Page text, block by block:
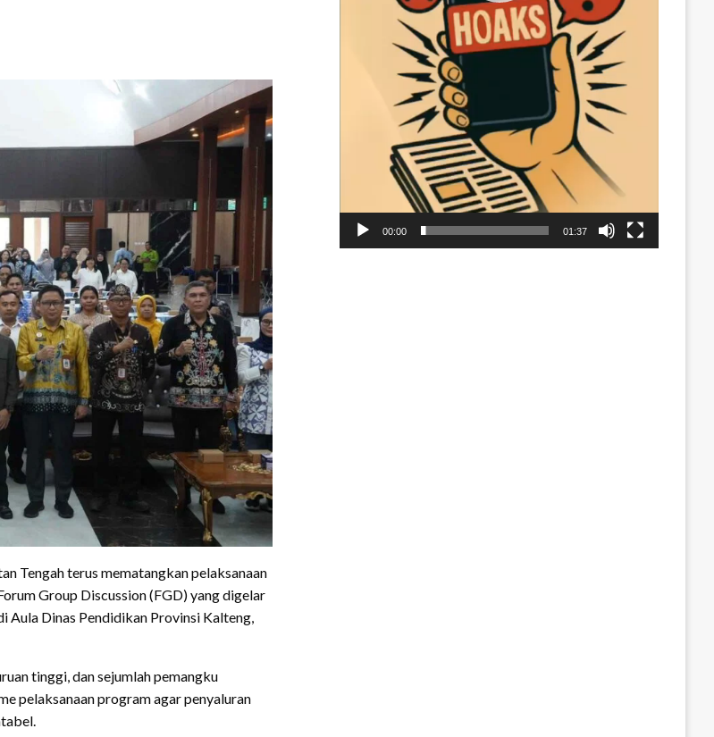
Tengah terus mematangkan pelaksanaan
Group Discussion (FGD) yang digelar
Aula Dinas Pendidikan Provinsi Kalteng,
tinggi, dan sejumlah pemangku
pelaksanaan program agar penyaluran
00:00 01:37